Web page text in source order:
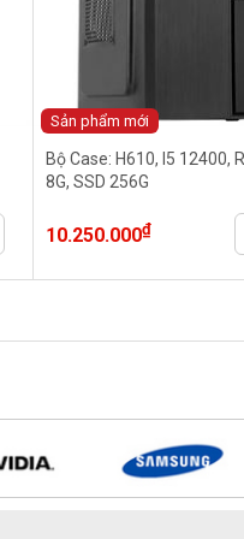
Sản phẩm mới
Bộ Case: H610, I5 12400,
8G, SSD 256G
10.250.000₫